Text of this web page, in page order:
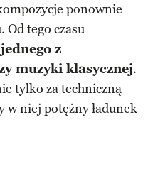
ponownie
tego czasu
jednego z
muzyki klasycznej.
tylko za techniczną
w niej potężny ładunek